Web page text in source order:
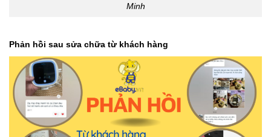
Minh
Phản hồi sau sửa chữa từ khách hàng